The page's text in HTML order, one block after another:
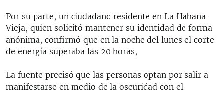
Por su parte, un ciudadano residente en La Habana
Vieja, quien solicitó mantener su identidad de forma
anónima, confirmó que en la noche del lunes el corte
de energía superaba las 20 horas,
La fuente precisó que las personas optan por salir a
manifestarse en medio de la oscuridad con el